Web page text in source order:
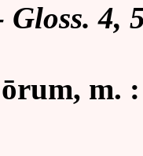
Gloss. 4,
ōrum, m.